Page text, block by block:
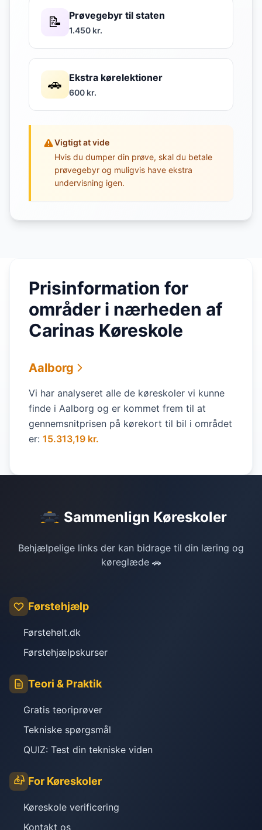
📝 Prøvegebyr til staten
1.450 kr.
🚗 Ekstra kørelektioner
600 kr.
Vigtigt at vide
Hvis du dumper din prøve, skal du betale
prøvegebyr og muligvis have ekstra
undervisning igen.
Prisinformation for
områder i nærheden af
Carinas Køreskole
Aalborg
Vi har analyseret alle de køreskoler vi kunne
finde i Aalborg og er kommet frem til at
gennemsnitprisen på kørekort til bil i området
er: 15.313,19 kr.
Sammenlign Køreskoler
Behjælpelige links der kan bidrage til din læring og
køreglæde 🚗
Førstehjælp
Førstehelt.dk
Førstehjælpskurser
Teori & Praktik
Gratis teoriprøver
Tekniske spørgsmål
QUIZ: Test din tekniske viden
For Køreskoler
Køreskole verificering
Kontakt os